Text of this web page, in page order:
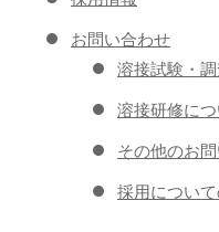
お問い合わせ
溶接試験・
溶接研修に
その他のお
採用につい